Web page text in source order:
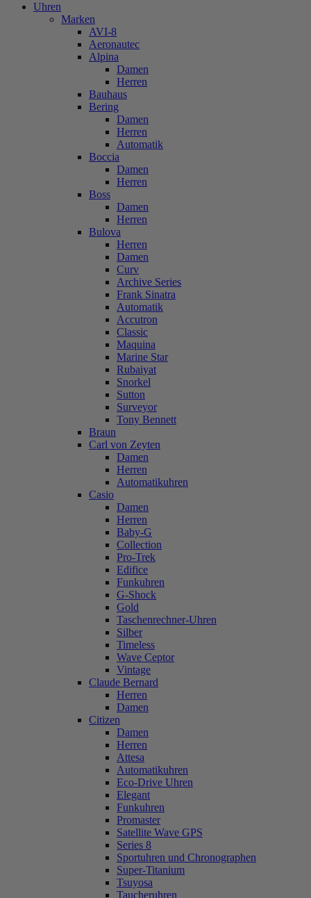
Uhren
Marken
AVI-8
Aeronautec
Alpina
Damen
Herren
Bauhaus
Bering
Damen
Herren
Automatik
Boccia
Damen
Herren
Boss
Damen
Herren
Bulova
Herren
Damen
Curv
Archive Series
Frank Sinatra
Automatik
Accutron
Classic
Maquina
Marine Star
Rubaiyat
Snorkel
Sutton
Surveyor
Tony Bennett
Braun
Carl von Zeyten
Damen
Herren
Automatikuhren
Casio
Damen
Herren
Baby-G
Collection
Pro-Trek
Edifice
Funkuhren
G-Shock
Gold
Taschenrechner-Uhren
Silber
Timeless
Wave Ceptor
Vintage
Claude Bernard
Herren
Damen
Citizen
Damen
Herren
Attesa
Automatikuhren
Eco-Drive Uhren
Elegant
Funkuhren
Promaster
Satellite Wave GPS
Series 8
Sportuhren und Chronographen
Super-Titanium
Tsuyosa
Taucheruhren